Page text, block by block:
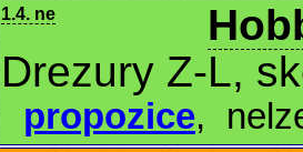
1.4. ne
Drezury Z-L,
propozice,